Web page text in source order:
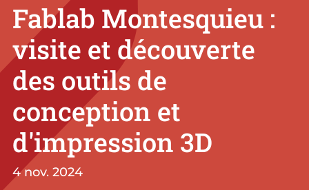
Fablab Montesquieu :
visite et découverte
des outils de
conception et
d'impression 3D
4 nov. 2024